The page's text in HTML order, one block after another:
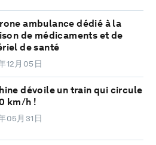
ambulance dédié à la
de médicaments et de
de santé
12月05日
dévoile un train qui circule
km/h !
05月31日